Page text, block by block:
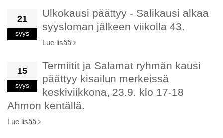
21
syys
Ulkokausi päättyy - Salikausi alkaa
syysloman jälkeen viikolla 43.
Lue lisää
15
syys
Termiitit ja Salamat ryhmän kausi
päättyy kisailun merkeissä
keskiviikkona, 23.9. klo 17-18
Ahmon kentällä.
Lue lisää